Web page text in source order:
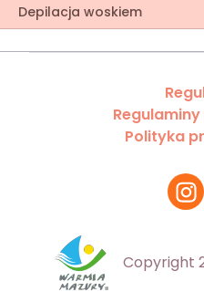
Depilacja woskiem
Polityka
Copyright